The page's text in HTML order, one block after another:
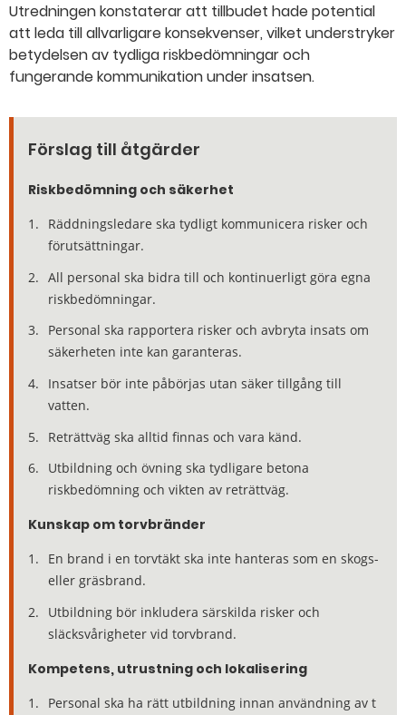
Utredningen konstaterar att tillbudet hade potential
att leda till allvarligare konsekvenser, vilket understryker
betydelsen av tydliga riskbedömningar och
fungerande kommunikation under insatsen.
Förslag till åtgärder
Riskbedömning och säkerhet
Räddningsledare ska tydligt kommunicera risker och
förutsättningar.
All personal ska bidra till och kontinuerligt göra egna
riskbedömningar.
Personal ska rapportera risker och avbryta insats om
säkerheten inte kan garanteras.
Insatser bör inte påbörjas utan säker tillgång till
vatten.
Reträttväg ska alltid finnas och vara känd.
Utbildning och övning ska tydligare betona
riskbedömning och vikten av reträttväg.
Kunskap om torvbränder
En brand i en torvtäkt ska inte hanteras som en skogs-
eller gräsbrand.
Utbildning bör inkludera särskilda risker och
släcksvårigheter vid torvbrand.
Kompetens, utrustning och lokalisering
Personal ska ha rätt utbildning innan användning av t